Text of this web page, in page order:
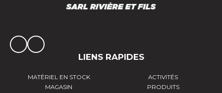
LIENS RAPIDES
MATÉRIEL EN STOCK
ACTIVITÉS
MAGASIN
PRODUITS